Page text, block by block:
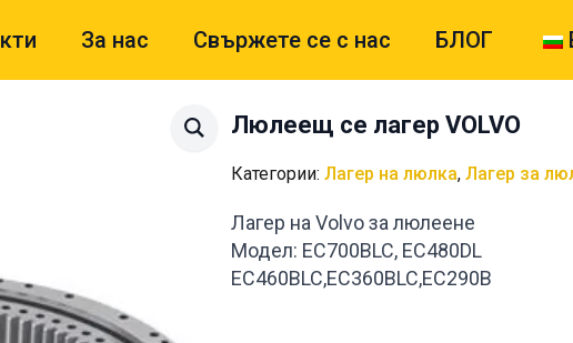
За нас Свържете се с нас БЛОГ
Люлеещ се лагер VOLVO
Категории: Лагер на люлка, Лагер за
Лагер на Volvo за люлеене
Модел: EC700BLC, EC480DL
EC460BLC,EC360BLC,EC290B